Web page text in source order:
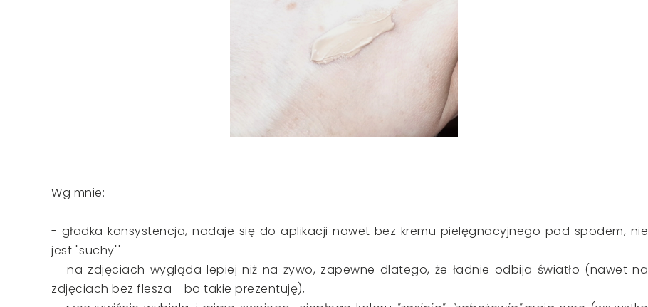
Wg mnie:
- gładka konsystencja, nadaje się do aplikacji nawet bez kremu pielęgnacyjnego pod spodem, nie
jest "suchy"'
- na zdjęciach wygląda lepiej niż na żywo, zapewne dlatego, że ładnie odbija światło (nawet na
zdjęciach bez flesza - bo takie prezentuję),